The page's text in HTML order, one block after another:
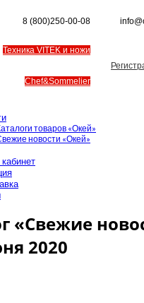
8 (800)250-00-08
Техника VITEK и ножи
Chef&Sommelier
товаров «Окей»
новости «Окей»
«Свежие
2020